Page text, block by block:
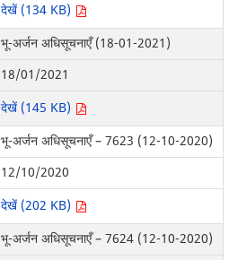
देखें (134 KB)
भू-अर्जन अधिसूचनाएँ (18-01-2021)
18/01/2021
देखें (145 KB)
भू-अर्जन अधिसूचनाएँ – 7623 (12-10-2020)
12/10/2020
देखें (202 KB)
भू-अर्जन अधिसूचनाएँ – 7624 (12-10-2020)